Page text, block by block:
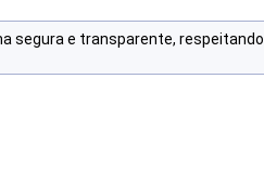
segura e transparente, respeitando